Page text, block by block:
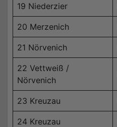
19 Niederzier
20 Merzenich
21 Nörvenich
22 Vettweiß /
Nörvenich
23 Kreuzau
24 Kreuzau